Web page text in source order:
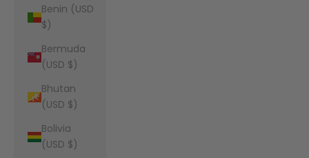
Benin (USD
$)
Bermuda
(USD $)
Bhutan
(USD $)
Bolivia
(USD $)